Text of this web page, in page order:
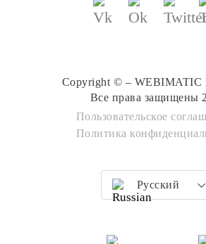
Copyright © –
Все права защищены
Пользовательское
Политика
Русский